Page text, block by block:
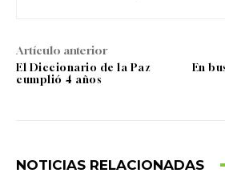
Artículo anterior
El Diccionario de la Paz
cumplió 4 años
En
NOTICIAS RELACIONADAS